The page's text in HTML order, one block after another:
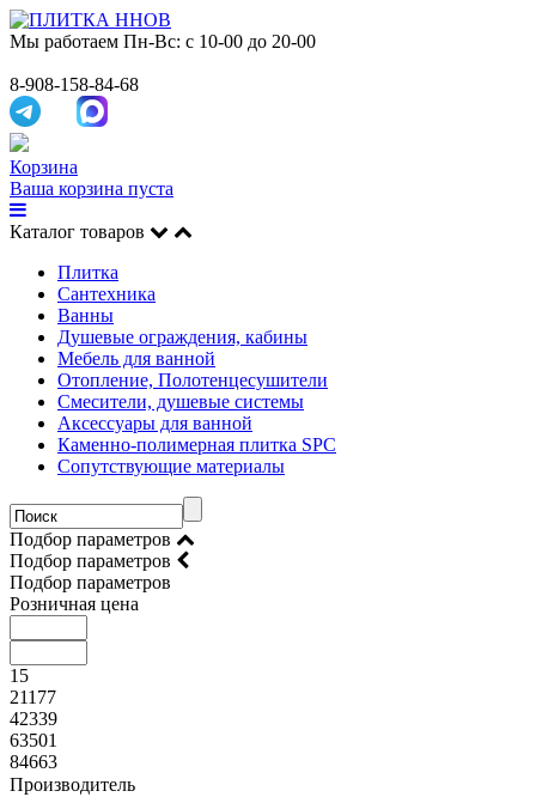
Мы работаем Пн-Вс: с 10-00 до 20-00
8-908-158-84-68
Корзина
Ваша корзина пуста
Каталог товаров
Плитка
Сантехника
Ванны
Душевые ограждения, кабины
Мебель для ванной
Отопление, Полотенцесушители
Смесители, душевые системы
Аксессуары для ванной
Каменно-полимерная плитка SPC
Сопутствующие материалы
Подбор параметров
Подбор параметров
Подбор параметров
Розничная цена
15
21177
42339
63501
84663
Производитель